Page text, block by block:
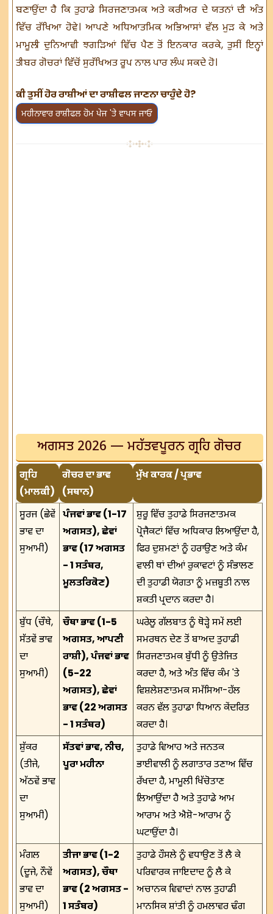
ਬਣਾਉਂਦਾ ਹੈ ਕਿ ਤੁਹਾਡੇ ਸਿਰਜਣਾਤਮਕ ਅਤੇ ਕਰੀਅਰ ਦੇ ਯਤਨਾਂ ਦੀ ਅੰਤ
ਵਿੱਚ ਰੱਖਿਆ ਹੋਵੇ। ਆਪਣੇ ਅਧਿਆਤਮਿਕ ਅਭਿਆਸਾਂ ਵੱਲ ਮੁੜ ਕੇ ਅਤੇ
ਮਾਮੂਲੀ ਦੁਨਿਆਵੀ ਝਗੜਿਆਂ ਵਿੱਚ ਪੈਣ ਤੋਂ ਇਨਕਾਰ ਕਰਕੇ, ਤੁਸੀਂ ਇਨ੍ਹਾਂ
ਤੀਬਰ ਗੋਚਰਾਂ ਵਿੱਚੋਂ ਸੁਰੱਖਿਅਤ ਰੂਪ ਨਾਲ ਪਾਰ ਲੰਘ ਸਕਦੇ ਹੋ।
ਕੀ ਤੁਸੀਂ ਹੋਰ ਰਾਸ਼ੀਆਂ ਦਾ ਰਾਸ਼ੀਫਲ ਜਾਣਨਾ ਚਾਹੁੰਦੇ ਹੋ?
ਮਹੀਨਾਵਾਰ ਰਾਸ਼ੀਫਲ ਹੋਮ ਪੇਜ 'ਤੇ ਵਾਪਸ ਜਾਓ
ਅਗਸਤ 2026 — ਮਹੱਤਵਪੂਰਨ ਗ੍ਰਹਿ ਗੋਚਰ
ਗ੍ਰਹਿ
(ਮਾਲਕੀ)
ਗੋਚਰ ਦਾ ਭਾਵ
(ਸਥਾਨ)
ਮੁੱਖ ਕਾਰਕ / ਪ੍ਰਭਾਵ
ਸੂਰਜ (ਛੇਵੇਂ
ਭਾਵ ਦਾ
ਸੁਆਮੀ)
ਪੰਜਵਾਂ ਭਾਵ (1-17
ਅਗਸਤ), ਛੇਵਾਂ
ਭਾਵ (17 ਅਗਸਤ
- 1 ਸਤੰਬਰ,
ਮੂਲਤਰਿਕੋਣ)
ਸ਼ੁਰੂ ਵਿੱਚ ਤੁਹਾਡੇ ਸਿਰਜਣਾਤਮਕ
ਪ੍ਰੋਜੈਕਟਾਂ ਵਿੱਚ ਅਧਿਕਾਰ ਲਿਆਉਂਦਾ ਹੈ,
ਫਿਰ ਦੁਸ਼ਮਣਾਂ ਨੂੰ ਹਰਾਉਣ ਅਤੇ ਕੰਮ
ਵਾਲੀ ਥਾਂ ਦੀਆਂ ਰੁਕਾਵਟਾਂ ਨੂੰ ਸੰਭਾਲਣ
ਦੀ ਤੁਹਾਡੀ ਯੋਗਤਾ ਨੂੰ ਮਜ਼ਬੂਤੀ ਨਾਲ
ਸ਼ਕਤੀ ਪ੍ਰਦਾਨ ਕਰਦਾ ਹੈ।
ਬੁੱਧ (ਚੌਥੇ,
ਸੱਤਵੇਂ ਭਾਵ
ਦਾ
ਸੁਆਮੀ)
ਚੌਥਾ ਭਾਵ (1-5
ਅਗਸਤ, ਆਪਣੀ
ਰਾਸ਼ੀ), ਪੰਜਵਾਂ ਭਾਵ
(5-22
ਅਗਸਤ), ਛੇਵਾਂ
ਭਾਵ (22 ਅਗਸਤ
- 1 ਸਤੰਬਰ)
ਘਰੇਲੂ ਗੱਲਬਾਤ ਨੂੰ ਥੋੜ੍ਹੇ ਸਮੇਂ ਲਈ
ਸਮਰਥਨ ਦੇਣ ਤੋਂ ਬਾਅਦ ਤੁਹਾਡੀ
ਸਿਰਜਣਾਤਮਕ ਬੁੱਧੀ ਨੂੰ ਉਤੇਜਿਤ
ਕਰਦਾ ਹੈ, ਅਤੇ ਅੰਤ ਵਿੱਚ ਕੰਮ 'ਤੇ
ਵਿਸ਼ਲੇਸ਼ਣਾਤਮਕ ਸਮੱਸਿਆ-ਹੱਲ
ਕਰਨ ਵੱਲ ਤੁਹਾਡਾ ਧਿਆਨ ਕੇਂਦਰਿਤ
ਕਰਦਾ ਹੈ।
ਸ਼ੁੱਕਰ
(ਤੀਜੇ,
ਅੱਠਵੇਂ ਭਾਵ
ਦਾ
ਸੁਆਮੀ)
ਸੱਤਵਾਂ ਭਾਵ, ਨੀਚ,
ਪੂਰਾ ਮਹੀਨਾ
ਤੁਹਾਡੇ ਵਿਆਹ ਅਤੇ ਜਨਤਕ
ਭਾਈਵਾਲੀ ਨੂੰ ਲਗਾਤਾਰ ਤਣਾਅ ਵਿੱਚ
ਰੱਖਦਾ ਹੈ, ਮਾਮੂਲੀ ਖਿੱਚੋਤਾਣ
ਲਿਆਉਂਦਾ ਹੈ ਅਤੇ ਤੁਹਾਡੇ ਆਮ
ਆਰਾਮ ਅਤੇ ਐਸ਼ੋ-ਆਰਾਮ ਨੂੰ
ਘਟਾਉਂਦਾ ਹੈ।
ਮੰਗਲ
(ਦੂਜੇ, ਨੌਵੇਂ
ਭਾਵ ਦਾ
ਸੁਆਮੀ)
ਤੀਜਾ ਭਾਵ (1-2
ਅਗਸਤ), ਚੌਥਾ
ਭਾਵ (2 ਅਗਸਤ -
1 ਸਤੰਬਰ)
ਤੁਹਾਡੇ ਹੌਸਲੇ ਨੂੰ ਵਧਾਉਣ ਤੋਂ ਲੈ ਕੇ
ਪਰਿਵਾਰਕ ਜਾਇਦਾਦ ਨੂੰ ਲੈ ਕੇ
ਅਚਾਨਕ ਵਿਵਾਦਾਂ ਨਾਲ ਤੁਹਾਡੀ
ਮਾਨਸਿਕ ਸ਼ਾਂਤੀ ਨੂੰ ਹਮਲਾਵਰ ਢੰਗ